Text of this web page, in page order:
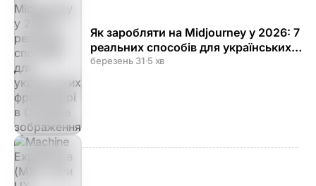
Як заробляти на Midjourney у 2026: 7
реальних способів для українських
фрилансерів
березень 31·5 хв